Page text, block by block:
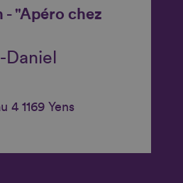
- "Apéro chez
4 1169 Yens